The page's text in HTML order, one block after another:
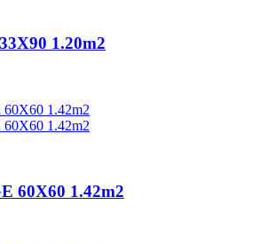
1.20m2
60X60 1.42m2